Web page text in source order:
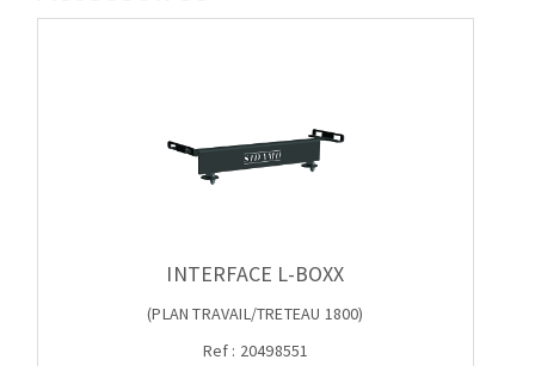
INTERFACE L-BOXX
(PLAN TRAVAIL/TRETEAU 1800)
Ref : 20498551